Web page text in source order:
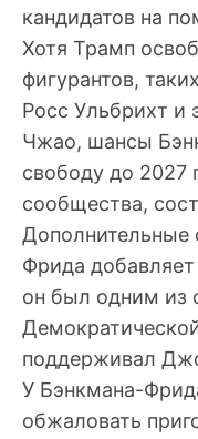
кандидатов на
Хотя Трамп
фигурантов,
Росс Ульбрихт и
Чжао, шансы
свободу до 2027
сообщества,
Дополнительные
Фрида
он был одним из
поддерживал
У Бэнкмана-
обжаловать